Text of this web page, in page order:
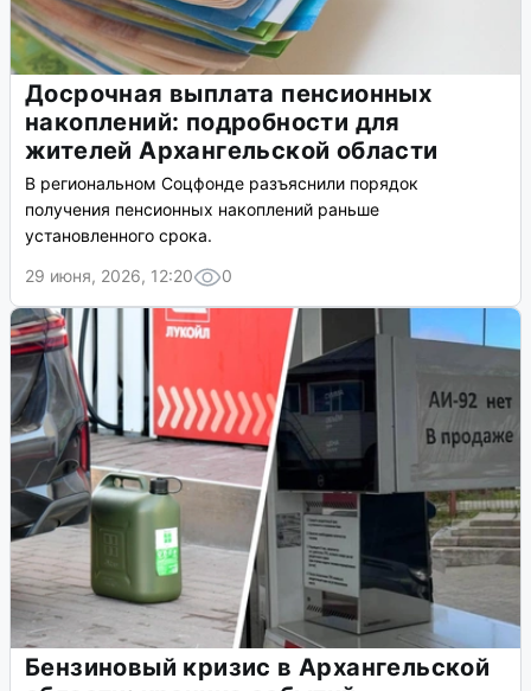
Досрочная выплата пенсионных
накоплений: подробности для
жителей Архангельской области
В региональном Соцфонде разъяснили порядок
получения пенсионных накоплений раньше
установленного срока.
29 июня, 2026, 12:20
0
Бензиновый кризис в Архангельской